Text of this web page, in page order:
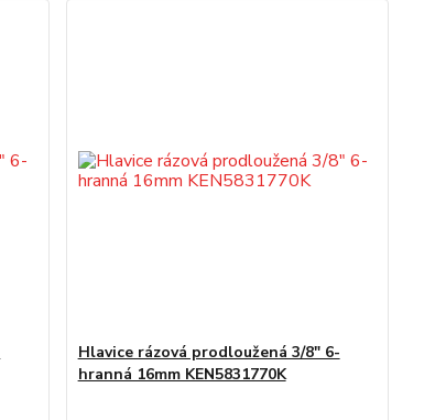
Hlavice rázová prodloužená 3/8" 6-
hranná 16mm KEN5831770K